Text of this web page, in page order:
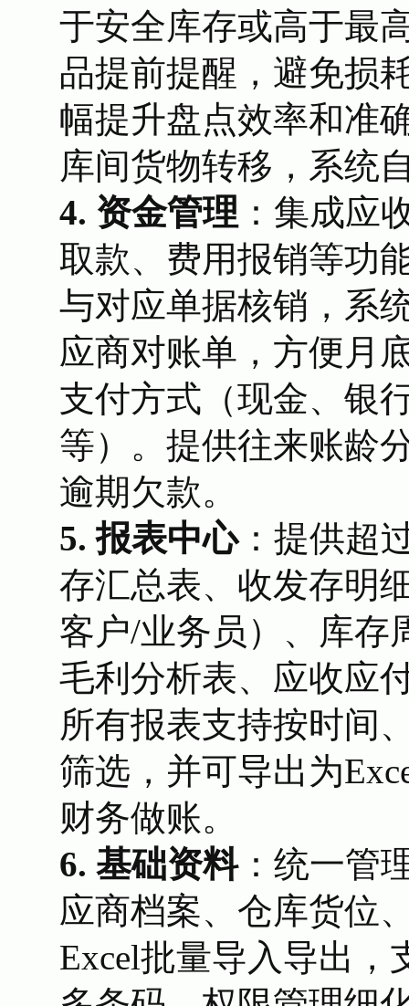
于安全库存或高于最
品提前提醒，避免损
幅提升盘点效率和准
库间货物转移，系统
4. 资金管理 ：集成应
取款、费用报销等功
与对应单据核销，系
应商对账单，方便月
支付方式（现金、银
等）。提供往来账龄
逾期欠款。
5. 报表中心：提供超
存汇总表、收发存明
客户/业务员）、库存
毛利分析表、应收应
所有报表支持按时间
筛选，并可导出为
财务做账。
6. 基础资料：统一管
应商档案、仓库货位
Excel批量导入导出，